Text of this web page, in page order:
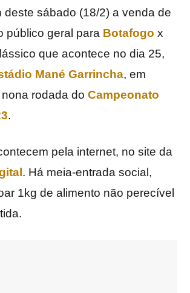
deste sábado (18/2) a venda de
público geral para Botafogo x
que acontece no dia 25,
Mané Garrincha, em
rodada do Campeonato
.
pela internet, no site da
. Há meia-entrada social,
1kg de alimento não perecível